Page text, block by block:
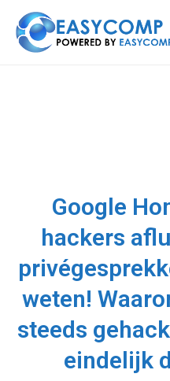
Google
hackers
weten!
steeds
eindelijk